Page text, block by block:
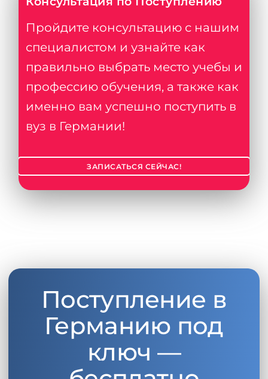
Пройдите консультацию с нашим
специалистом и узнайте как
правильно выбрать место учебы и
профессию обучения, а также как
именно вам успешно поступить в
вуз в Германии!
ЗАПИСАТЬСЯ СЕЙЧАС!
Поступление в
Германию под
ключ —